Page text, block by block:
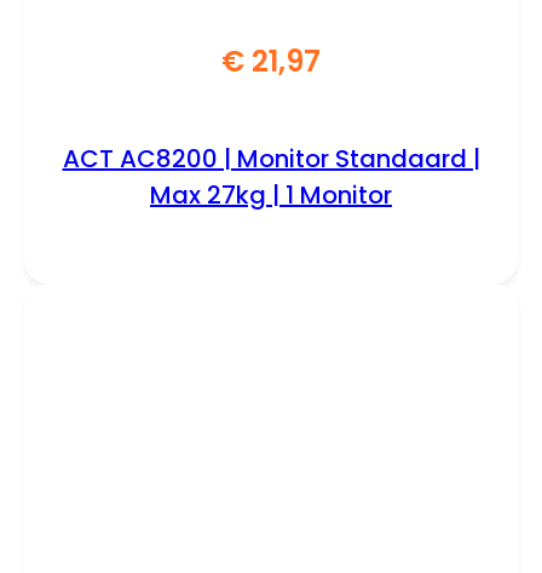
€ 21,97
ACT AC8200 | Monitor Standaard |
Max 27kg | 1 Monitor